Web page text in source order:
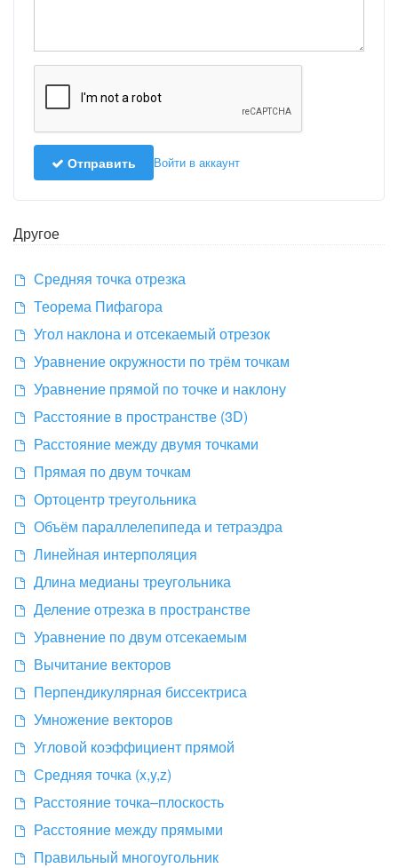
Отправить Войти в аккаунт
Другое
Средняя точка отрезка
Теорема Пифагора
Угол наклона и отсекаемый отрезок
Уравнение окружности по трём точкам
Уравнение прямой по точке и наклону
Расстояние в пространстве (3D)
Расстояние между двумя точками
Прямая по двум точкам
Ортоцентр треугольника
Объём параллелепипеда и тетраэдра
Линейная интерполяция
Длина медианы треугольника
Деление отрезка в пространстве
Уравнение по двум отсекаемым
Вычитание векторов
Перпендикулярная биссектриса
Умножение векторов
Угловой коэффициент прямой
Средняя точка (x,y,z)
Расстояние точка–плоскость
Расстояние между прямыми
Правильный многоугольник